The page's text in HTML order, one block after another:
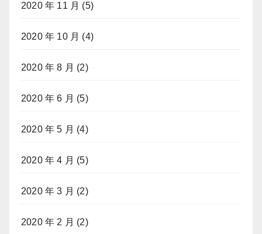
2020 年 11 月 (5)
2020 年 10 月 (4)
2020 年 8 月 (2)
2020 年 6 月 (5)
2020 年 5 月 (4)
2020 年 4 月 (5)
2020 年 3 月 (2)
2020 年 2 月 (2)